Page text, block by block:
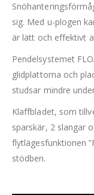
sig. Med u-plogen
är lätt och effektivt
Pendelsystemet
glidplattorna och
studsar mindre
Klaffbladet, som
sparskär, 2 slangar
flytlägesfunktionen
stödben.